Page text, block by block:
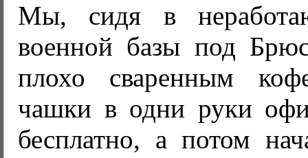
Мы, сидя в
военной базы под
плохо сваренным
чашки в одни руки
бесплатно, а потом